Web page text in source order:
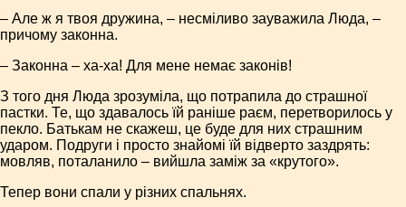
– Але ж я твоя дружина, – несміливо зауважила Люда, –
причому законна.
– Законна – ха-ха! Для мене немає законів!
З того дня Люда зрозуміла, що потрапила до страшної
пастки. Те, що здавалось їй раніше раєм, перетворилось у
пекло. Батькам не скажеш, це буде для них страшним
ударом. Подруги і просто знайомі їй відверто заздрять:
мовляв, поталанило – вийшла заміж за «крутого».
Тепер вони спали у різних спальнях.